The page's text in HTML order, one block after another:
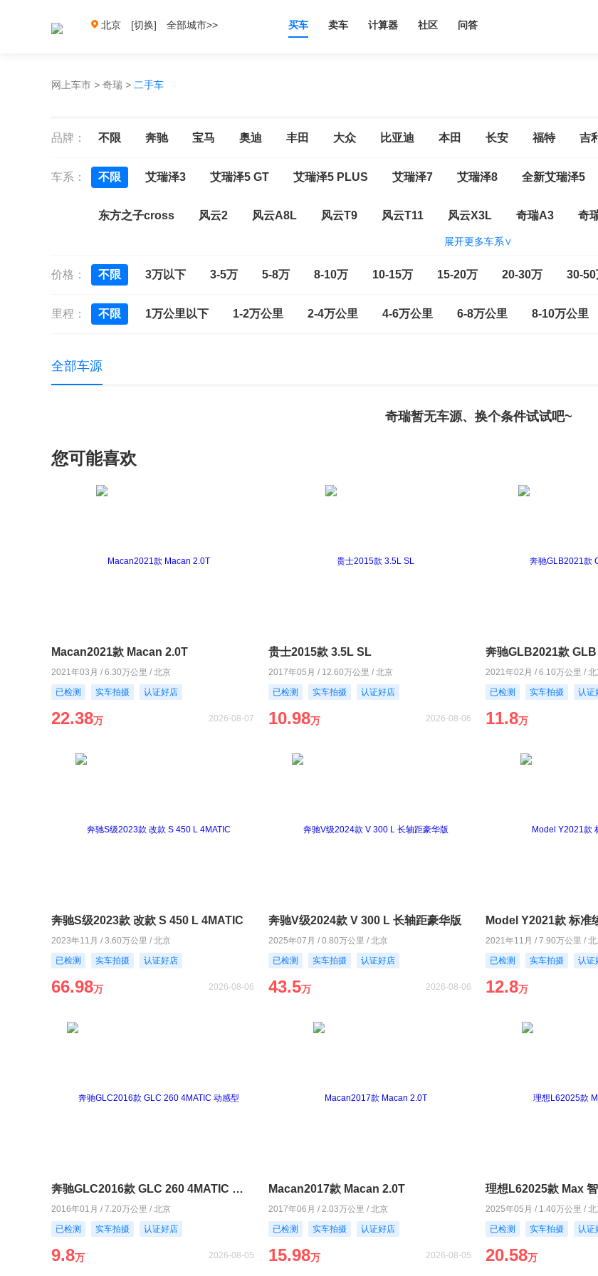
北京 [切换] 全部城市>> 买车 卖车 计算器 社区 问答
网上车市 > 奇瑞 > 二手车
品牌： 不限 奔驰 宝马 奥迪 丰田 大众 比亚迪 本田 长安 福特 吉
车系： 不限 艾瑞泽3 艾瑞泽5 GT 艾瑞泽5 PLUS 艾瑞泽7 艾瑞泽8 全新艾瑞泽5
东方之子cross 风云2 风云A8L 风云T9 风云T11 风云X3L 奇瑞A3 奇
展开更多车系∨
价格： 不限 3万以下 3-5万 5-8万 8-10万 10-15万 15-20万 20-30万 30-50
里程： 不限 1万公里以下 1-2万公里 2-4万公里 4-6万公里 6-8万公里 8-10万公里
全部车源
奇瑞暂无车源、换个条件试试吧~
您可能喜欢
Macan2021款 Macan 2.0T
2021年03月 / 6.30万公里 / 北京
已检测
实车拍摄 认证好店
22.38万 2026-08-07
贵士2015款 3.5L SL
2017年05月 / 12.60万公里 / 北京
已检测
实车拍摄 认证好店
10.98万 2026-08-06
奔驰GLB2021款
2021年02月 / 6.10万公里 /
已检测
实车拍摄 认证
11.8万
奔驰S级2023款 改款 S 450 L 4MATIC
2023年11月 / 3.60万公里 / 北京
已检测
实车拍摄 认证好店
66.98万 2026-08-06
奔驰V级2024款 V 300 L 长轴距豪华版
2025年07月 / 0.80万公里 / 北京
已检测
实车拍摄 认证好店
43.5万 2026-08-06
Model Y2021款 标准
2021年11月 / 7.90万公里 /
已检测
实车拍摄 认证
12.8万
奔驰GLC2016款 GLC 260 4MATIC 动感型
2016年01月 / 7.20万公里 / 北京
已检测
实车拍摄 认证好店
9.8万 2026-08-05
Macan2017款 Macan 2.0T
2017年06月 / 2.03万公里 / 北京
已检测
实车拍摄 认证好店
15.98万 2026-08-05
理想L62025款 Max
2025年05月 / 1.40万公里 /
已检测
实车拍摄 认证
20.58万